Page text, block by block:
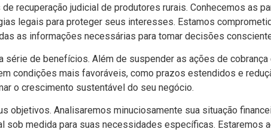
recuperação judicial de produtores rurais. Conhecemos as
legais para proteger seus interesses. Estamos
as informações necessárias para tomar decisões
série de benefícios. Além de suspender as ações de
condições mais favoráveis, como prazos estendidos e
o crescimento sustentável do seu negócio.
objetivos. Analisaremos minuciosamente sua situação
medida para suas necessidades específicas. Estaremos